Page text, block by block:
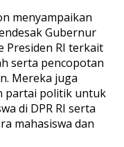
menyampaikan
Gubernur
Presiden RI terkait
serta pencopotan
Mereka juga
partai politik untuk
di DPR RI serta
mahasiswa dan